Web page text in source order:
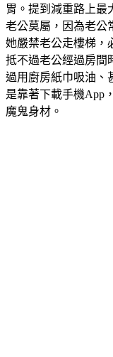
胃。提到減重路上最
老公莫屬，因為老公
她嚴禁老公走樓梯，
抵不過老公經過房間
過用廚房紙巾吸油、
是靠著下載手機App
魔鬼身材。